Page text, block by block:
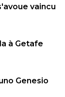
vaincu
à Getafe
Genesio